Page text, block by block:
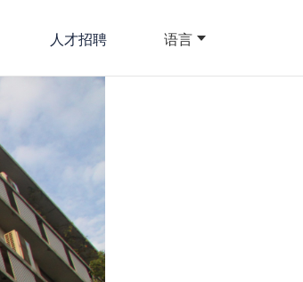
人才招聘 语言